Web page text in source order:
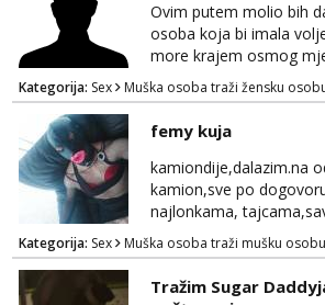
Ovim putem molio bih
osoba koja bi imala
more krajem osmog
netrazim nista intimno
nisam sam ,imam 39
visok 80 kg zagrebačka
WhatsApp Viber ili mail
Kategorija: Sex Muška osoba traži žensku
femy kuja
kamiondije,dalazim.na
kamion,sve po
najlonkama,
dlaka,spermu
Kategorija: Sex Muška osoba traži mušku
Tražim Sugar